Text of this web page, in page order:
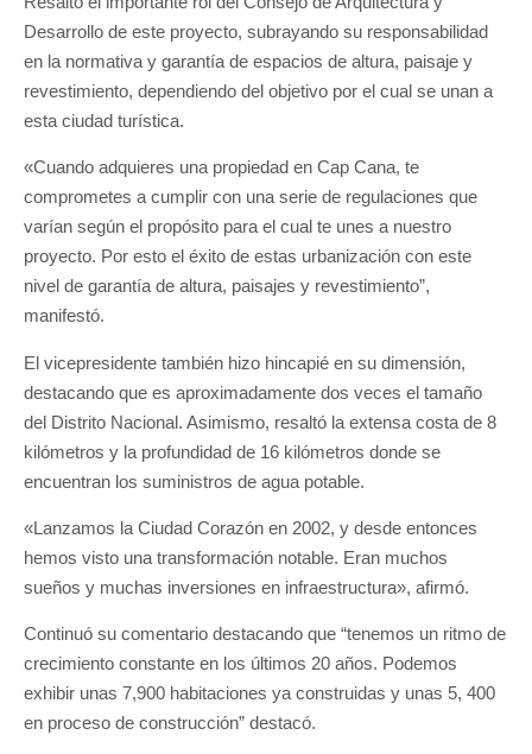
Desarrollo de este proyecto, subrayando su responsabilidad
en la normativa y garantía de espacios de altura, paisaje y
revestimiento, dependiendo del objetivo por el cual se unan a
esta ciudad turística.
«Cuando adquieres una propiedad en Cap Cana, te
comprometes a cumplir con una serie de regulaciones que
varían según el propósito para el cual te unes a nuestro
proyecto. Por esto el éxito de estas urbanización con este
nivel de garantía de altura, paisajes y revestimiento”,
manifestó.
El vicepresidente también hizo hincapié en su dimensión,
destacando que es aproximadamente dos veces el tamaño
del Distrito Nacional. Asimismo, resaltó la extensa costa de 8
kilómetros y la profundidad de 16 kilómetros donde se
encuentran los suministros de agua potable.
«Lanzamos la Ciudad Corazón en 2002, y desde entonces
hemos visto una transformación notable. Eran muchos
sueños y muchas inversiones en infraestructura», afirmó.
Continuó su comentario destacando que “tenemos un ritmo de
crecimiento constante en los últimos 20 años. Podemos
exhibir unas 7,900 habitaciones ya construidas y unas 5, 400
en proceso de construcción” destacó.